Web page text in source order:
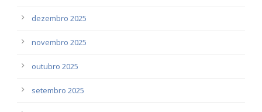
dezembro 2025
novembro 2025
outubro 2025
setembro 2025